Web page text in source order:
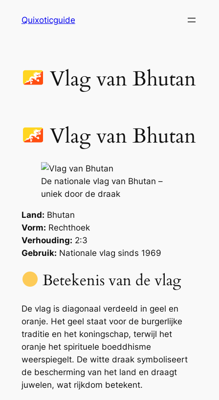
Quixoticguide
Vlag van Bhutan
Vlag van Bhutan
De nationale vlag van Bhutan –
uniek door de draak
Land: Bhutan
Vorm: Rechthoek
Verhouding: 2:3
Gebruik: Nationale vlag sinds 1969
Betekenis van de vlag
De vlag is diagonaal verdeeld in geel en
oranje. Het geel staat voor de burgerlijke
traditie en het koningschap, terwijl het
oranje het spirituele boeddhisme
weerspiegelt. De witte draak symboliseert
de bescherming van het land en draagt
juwelen, wat rijkdom betekent.